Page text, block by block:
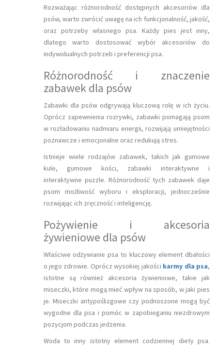
Rozważając różnorodność dostępnych akcesoriów dla
psów, warto zwrócić uwagę na ich funkcjonalność, jakość,
oraz potrzeby własnego psa. Każdy pies jest inny,
dlatego warto dostosować wybór akcesoriów do
indywidualnych potrzeb i preferencji psa.
Różnorodność i znaczenie
zabawek dla psów
Zabawki dla psów odgrywają kluczową rolę w ich życiu.
Oprócz zapewnienia rozrywki, zabawki pomagają psom
w rozładowaniu nadmiaru energii, rozwijają umiejętności
poznawcze i emocjonalne oraz redukują stres.
Istnieje wiele rodzajów zabawek, takich jak gumowe
kule, gumowe kości, zabawki interaktywne i
interaktywne puzzle. Różnorodność tych zabawek daje
psom możliwość wyboru i eksploracji, jednocześnie
rozwijając ich zręczność i inteligencję.
Pożywienie i akcesoria
żywieniowe dla psów
Właściwe odżywianie psa to kluczowy element dbałości
o jego zdrowie. Oprócz wysokiej jakości karmy dla psa,
istotne są również akcesoria żywieniowe, takie jak
miseczki, które mogą mieć wpływ na sposób, w jaki pies
je. Miseczki antypoślizgowe czy podnoszone mogą być
wygodne dla psa i pomóc w zapobieganiu niezdrowym
pozycjom podczas jedzenia.
Woda to inny istotny element codziennej diety psa.